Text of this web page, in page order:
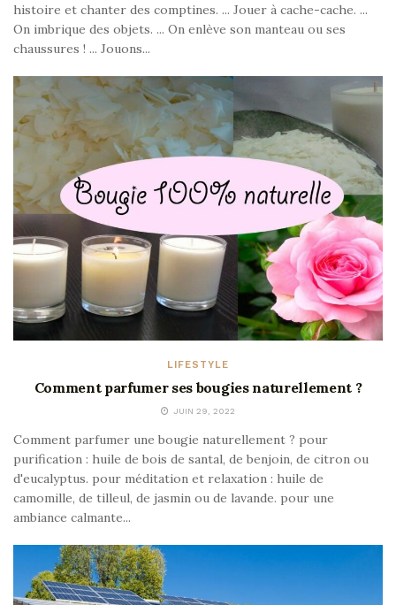
histoire et chanter des comptines. ... Jouer à cache-cache. ...
On imbrique des objets. ... On enlève son manteau ou ses
chaussures ! ... Jouons...
LIFESTYLE
Comment parfumer ses bougies naturellement ?
JUIN 29, 2022
Comment parfumer une bougie naturellement ? pour
purification : huile de bois de santal, de benjoin, de citron ou
d'eucalyptus. pour méditation et relaxation : huile de
camomille, de tilleul, de jasmin ou de lavande. pour une
ambiance calmante...